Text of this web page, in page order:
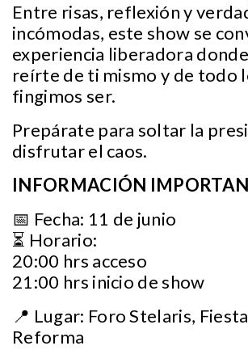
Entre risas, reflexión y
incómodas, este show se
experiencia liberadora
reírte de ti mismo y de todo
fingimos ser.
Prepárate para soltar la
disfrutar el caos.
INFORMACIÓN
📅 Fecha: 11 de junio
⏳ Horario:
20:00 hrs acceso
21:00 hrs inicio de show
📍 Lugar: Foro Stelaris,
Reforma